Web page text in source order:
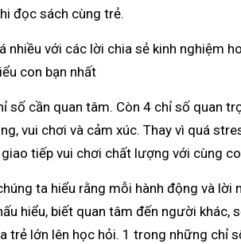
đọc sách cùng trẻ.
nhiều với các lời chia sẻ kinh nghiệm
con bạn nhất
số cần quan tâm. Còn 4 chỉ số quan
vui chơi và cảm xúc. Thay vì quá
tiếp vui chơi chất lượng với cùng
ta hiểu rằng mỗi hành động và lời
hiểu, biết quan tâm đến người khác,
trẻ lớn lên học hỏi. 1 trong những chỉ